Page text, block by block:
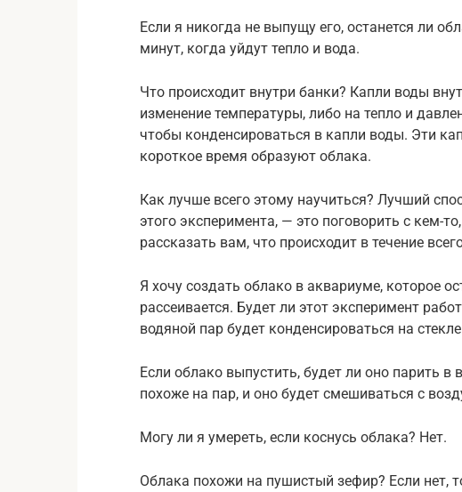
Если я никогда не выпущу его, останется ли
минут, когда уйдут тепло и вода.
Что происходит внутри банки? Капли воды
изменение температуры, либо на тепло и
чтобы конденсироваться в капли воды. Эти
короткое время образуют облака.
Как лучше всего этому научиться? Лучший
этого эксперимента, — это поговорить с кем-
рассказать вам, что происходит в течение
Я хочу создать облако в аквариуме, которое
рассеивается. Будет ли этот эксперимент
водяной пар будет конденсироваться на
Если облако выпустить, будет ли оно парить
похоже на пар, и оно будет смешиваться с
Могу ли я умереть, если коснусь облака? Нет.
Облака похожи на пушистый зефир? Если нет,